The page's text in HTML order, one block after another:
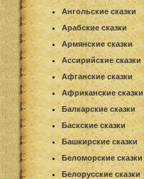
Ангольские сказки
Арабские сказки
Армянские сказки
Ассирийские сказки
Афганские сказки
Африканские сказки
Балкарские сказки
Баскские сказки
Башкирские сказки
Беломорские сказки
Белорусские сказки